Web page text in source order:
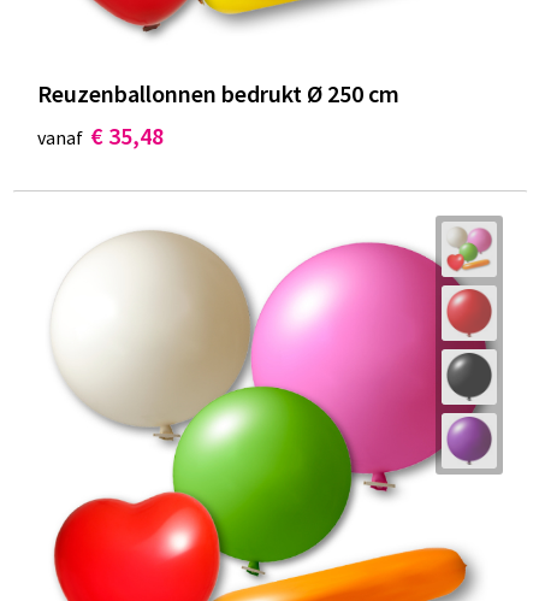
Reuzenballonnen bedrukt Ø 250 cm
vanaf € 35,48